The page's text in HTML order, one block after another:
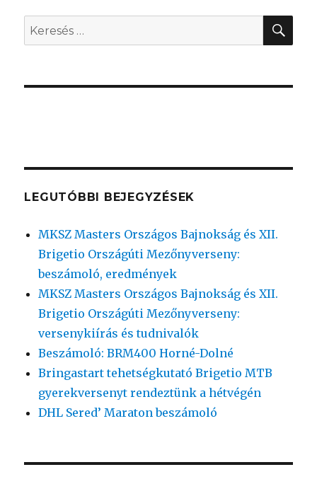
Keresés
a
kifejezésre:
LEGUTÓBBI BEJEGYZÉSEK
MKSZ Masters Országos Bajnokság és XII.
Brigetio Országúti Mezőnyverseny:
beszámoló, eredmények
MKSZ Masters Országos Bajnokság és XII.
Brigetio Országúti Mezőnyverseny:
versenykiírás és tudnivalók
Beszámoló: BRM400 Horné-Dolné
Bringastart tehetségkutató Brigetio MTB
gyerekversenyt rendeztünk a hétvégén
DHL Sered’ Maraton beszámoló